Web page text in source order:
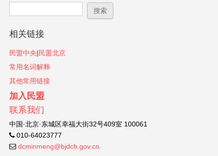
搜索表单
相关链接
民盟中央|民盟北京
常用名词解释
其他常用链接
加入民盟
联系我们
中国·北京·东城区幸福大街32号409室 100061
010-64023777
dcminmeng@bjdch.gov.cn